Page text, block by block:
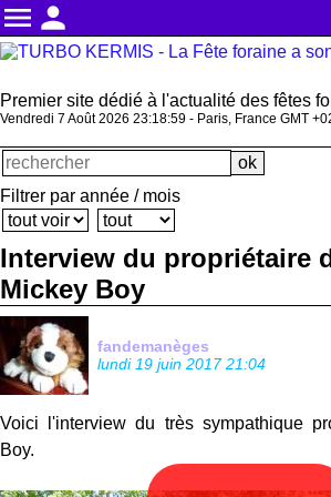
menu person
Premier site dédié à l'actualité des fêtes
Vendredi 7 Août 2026 23:18:59 - Paris, France GMT
Filtrer par année / mois
Interview du propriétaire
Mickey Boy
fandemanèges
lundi 19 juin 2017 21:04
Voici l'interview du très sympathique
Boy.